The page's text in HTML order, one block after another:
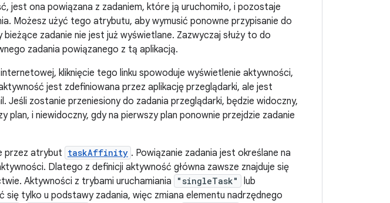
jest ona powiązana z zadaniem, które ją uruchomiło, i pozostaje
Możesz użyć tego atrybutu, aby wymusić ponowne przypisanie do
zadanie nie jest już wyświetlane. Zazwyczaj służy to do
zadania powiązanego z tą aplikacją.
kliknięcie tego linku spowoduje wyświetlenie aktywności,
jest zdefiniowana przez aplikację przeglądarki, ale jest
Jeśli zostanie przeniesiony do zadania przeglądarki, będzie widoczny,
plan, i niewidoczny, gdy na pierwszy plan ponownie przejdzie zadanie
przez atrybut taskAffinity . Powiązanie zadania jest określane na
Dlatego z definicji aktywność główna zawsze znajduje się
Aktywności z trybami uruchamiania
"singleTask" lub
się tylko u podstawy zadania, więc zmiana elementu nadrzędnego